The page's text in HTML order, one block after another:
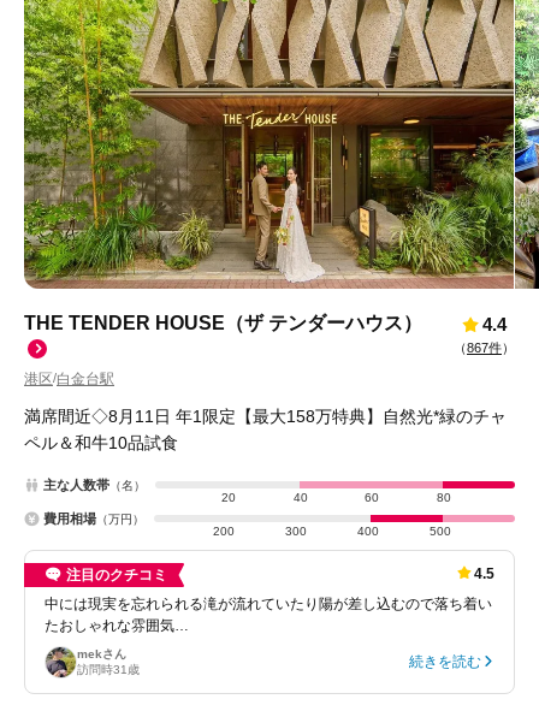
THE TENDER HOUSE（ザ テンダーハウス）
港区/白金台駅
4.4
（867件）
満席間近◇8月11日 年1限定【最大158万特典】自然光*緑のチャ
ペル＆和牛10品試食
主な人数帯 （名）
20
40 60 80
費用相場 （万円）
200
300 400 500
注目のクチコミ
4.5
中には現実を忘れられる滝が流れていたり陽が差し込むので落ち着い
たおしゃれな雰囲気…
mekさん
訪問時31歳 続きを読む